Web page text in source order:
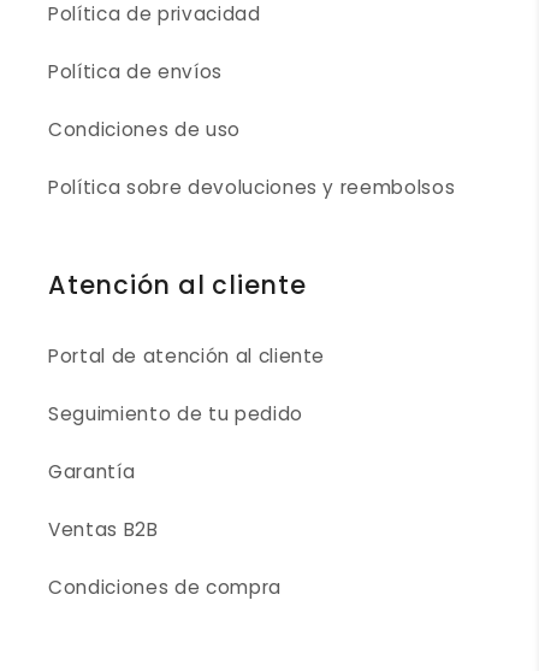
Política de privacidad
Política de envíos
Condiciones de uso
Política sobre devoluciones y reembolsos
Atención al cliente
Portal de atención al cliente
Seguimiento de tu pedido
Garantía
Ventas B2B
Condiciones de compra